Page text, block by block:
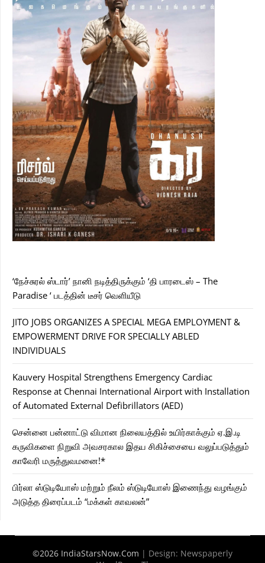
‘நேச்சுரல் ஸ்டார்’ நானி நடித்திருக்கும் ‘தி பாரடைஸ் – The
Paradise ‘ படத்தின் டீசர் வெளியீடு
JITO JOBS ORGANIZES A SPECIAL MEGA EMPLOYMENT &
EMPOWERMENT DRIVE FOR SPECIALLY ABLED
INDIVIDUALS
Kauvery Hospital Strengthens Emergency Cardiac
Response at Chennai International Airport with Installation
of Automated External Defibrillators (AED)
சென்னை பன்னாட்டு விமான நிலையத்தில் உயிர்காக்கும் ஏ.இ.டி
கருவிகளை நிறுவி அவசரகால இதய சிகிச்சையை வலுப்படுத்தும்
காவேரி மருத்துவமனை!*
பிர்லா ஸ்டுடியோஸ் மற்றும் நீலம் ஸ்டுடியோஸ் இணைந்து வழங்கும்
அடுத்த திரைப்படம் “மக்கள் காவலன்”
©2026 IndiaStarsNow.Com | Design: Newspaperly